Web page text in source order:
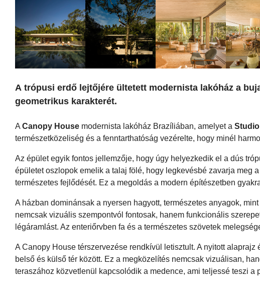
A trópusi erdő lejtőjére ültetett modernista lakóház a
geometrikus karakterét.
A Canopy House modernista lakóház Brazíliában, amelyet a
természetközeliség és a fenntarthatóság vezérelte, hogy minél
Az épület egyik fontos jellemzője, hogy úgy helyezkedik el a dús
épületet oszlopok emelik a talaj fölé, hogy legkevésbé zavarja meg
természetes fejlődését. Ez a megoldás a modern építészetben
A házban dominánsak a nyersen hagyott, természetes anyagok,
nemcsak vizuális szempontvól fontosak, hanem funkcionális
légáramlást. Az enteriőrvben fa és a természetes szövetek
A Canopy House térszervezése rendkívül letisztult. A nyitott
belső és külső tér között. Ez a megközelítés nemcsak vizuálisan,
teraszához közvetlenül kapcsolódik a medence, ami teljessé teszi a